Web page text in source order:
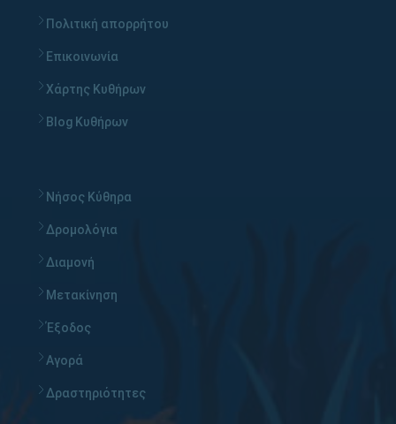
Πολιτική απορρήτου
Επικοινωνία
Χάρτης Κυθήρων
Blog Κυθήρων
Νήσος Κύθηρα
Δρομολόγια
Διαμονή
Μετακίνηση
Έξοδος
Αγορά
Δραστηριότητες